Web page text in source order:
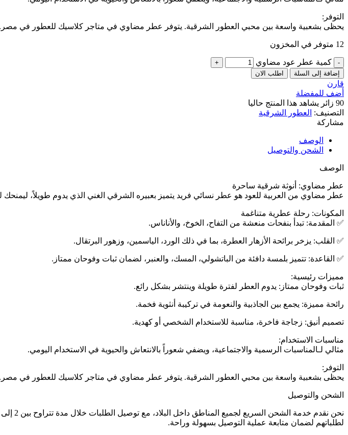
التوفر:
يحظى بشعبية واسعة بين محبي العطور الشرقية. يتوفر عطر مضاوي في متاجر كلاسيك للعطور في مصر.
12 متوفر في المخزون
كمية عطر عود مضاوي
إضافة إلى السلة اطلب الان
قارن
أضف للمفضلة
90 زائر يشاهد هذا المنتج حاليا
التصنيف: العطور الشرقية
مشاركة
الوصف
الشحن والتوصيل
الوصف
عطر مضاوي: أنوثة شرقية ساحرة
عطر مضاوي من العربية للعود هو عطر نسائي فريد يتميز بعبيره الشرقي الغني الذي يدوم طويلاً، ليمنحك
المكونات: رحلة عطرية متناغمة
✅️ المقدمة: تبدأ بنفحات منعشة من التفاح، الخوخ، والأناناس.
✅️ القلب: يزخر برائحة الأزهار العطرة، بما في ذلك الورد، الياسمين، وزهور البرتقال.
✅️ القاعدة: تتميز بلمسة دافئة من الباتشولي، المسك، والعنبر، لضمان ثبات وفوحان ممتاز.
مميزات رئيسية:
ثبات وفوحان ممتاز: يدوم العطر لفترة طويلة وينتشر بشكل رائع.
رائحة مميزة: يجمع بين الجاذبية والنعومة في تركيبة أنثوية فخمة.
تصميم أنيق: زجاجة فاخرة، مناسبة للاستخدام الشخصي أو كهدية.
مناسبات الاستخدام:
مثالي لـالمناسبات الرسمية والاجتماعية، ويضفي شعوراً بالانتعاش والحيوية في الاستخدام اليومي.
التوفر:
يحظى بشعبية واسعة بين محبي العطور الشرقية. يتوفر عطر مضاوي في متاجر كلاسيك للعطور في مصر.
الشحن والتوصيل
لطلباتهم لضمان متابعة عملية التوصيل بسهولة وراحة.